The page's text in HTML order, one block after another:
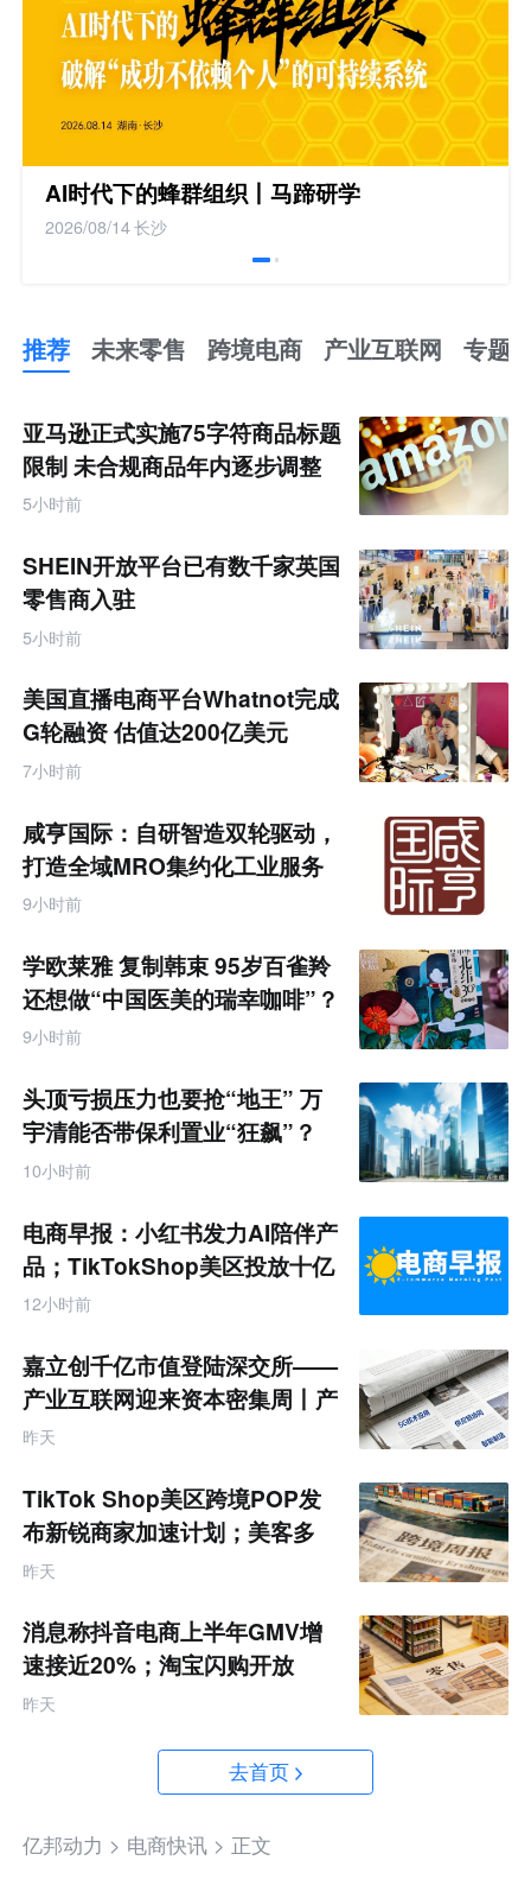
AI时代下的蜂群组织丨马蹄研学
2026/08/14长沙
推荐 未来零售 跨境电商 产业互联网 专题
未
来
零
售
跨
境
产
业
互
联
网
题
亚马逊正式实施75字符商品标题
限制 未合规商品年内逐步调整
5小时前
SHEIN开放平台已有数千家英国
零售商入驻
5小时前
美国直播电商平台Whatnot完成
G轮融资 估值达200亿美元
7小时前
咸亨国际：自研智造双轮驱动，
打造全域MRO集约化工业服务
商
9小时前
学欧莱雅 复制韩束 95岁百雀羚
还想做“中国医美的瑞幸咖啡”？
9小时前
头顶亏损压力也要抢“地王” 万
宇清能否带保利置业“狂飙”？
10小时前
电商早报：小红书发力AI陪伴产
品；TikTokShop美区投放十亿
12小时前
嘉立创千亿市值登陆深交所——
产业互联网迎来资本密集周丨产
业互联网周报
昨天
TikTok Shop美区跨境POP发
布新锐商家加速计划；美客多
Q2营收同增50%丨跨境电商周
昨天
消息称抖音电商上半年GMV增
速接近20%；淘宝闪购开放
MCP能力丨零售电商周报
昨天
去首页
亿邦动力 > 电商快讯 > 正文